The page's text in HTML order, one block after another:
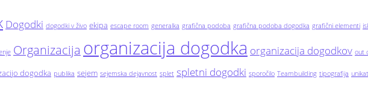
Dogodki dogodki v živo ekipa escape room generalka grafična podoba grafična podoba dogodka grafični elementi
Organizacija organizacija dogodka organizacija dogodkov out
dogodka publika sejem sejemska dejavnost splet spletni dogodki sporočilo Teambuilding tipografija